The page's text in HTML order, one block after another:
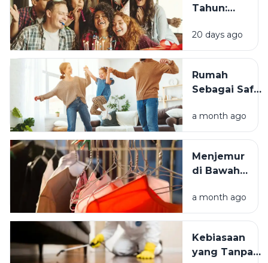
Tahun:
Momen
Bertambah
Terasa
Istimewa?
20 days ago
Rumah
Sebagai Safe
Mengapa
Lingkungan
Tinggal yang
Bersih
Kesejahteraan
Kita?
a month ago
Menjemur
di Bawah
atau Di
Tempat
Mana yang
Lebih
a month ago
Kebiasaan
yang Tanpa